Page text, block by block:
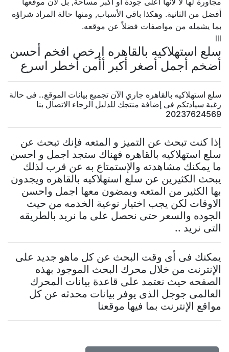
أفضل من الثانية. وهكذا باقي الأسباب, ومنها حالة المراد شراؤه
بما يشمله من مواصفات فضلاً عن موقعه.
سلع استهلاكيه بالقاهره ارخص افخم أحسن
أضخم أجمل أصغر أكبر أأمن أخطر اسرع
سلع استهلاكيه بالقاهره جاري الآن تجميع بيانات الموقع.. فى حالة
رغبة سيادتكم فى إضافة منتجك للدليل الرجاء الاتصال بنا
20237624569
إذا كنت تبحث عن التميز و المتعه فإنك تبحث عن
سلع استهلاكيه بالقاهره فهناك ستجد اجمل و احسن
ما يمكنك مشاهدته والإستمتاع به عن قرب لذلك
يبحث الكثيرين عن سلع استهلاكيه بالقاهره ويجدون
بها الكثير من المتعه ويمضون معها اجمل واحسن
الاوقات لكن يجب اختيار نوعية الخدمه من حيث
الجوده والسعر حتى نحصل على ما نريد بالطريقه
التى نريد ..
يمكنك فى أى وقت البحث عن كل ماهو جديد على
الإنترنت من خلال محرك البحث الموجود بهذه
الصفحه حيث نعتمد على قاعدة بيانات المحرك
العالمى جوجل الذى يوفر بيانات محدثه عن كل
مواقع الإنترنت بما فيها موقعنا